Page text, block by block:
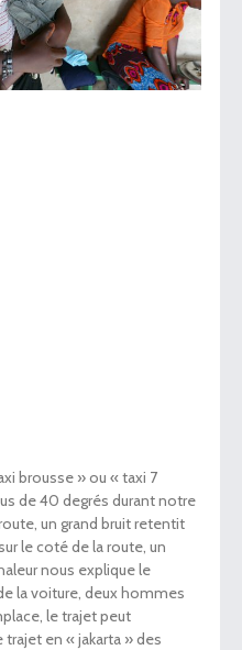
brousse » ou « taxi 7
de 40 degrés durant notre
un grand bruit retentit
le coté de la route, un
nous explique le
la voiture, deux hommes
le trajet peut
en « jakarta » des